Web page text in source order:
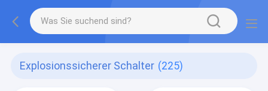
Explosionssicherer Schalter (225)